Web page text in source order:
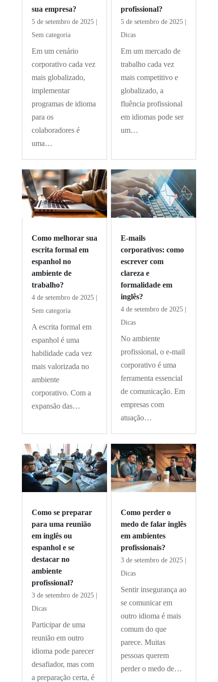
sua empresa?
5 de setembro de 2025|
Sem categoria
Em um cenário
corporativo cada vez
mais globalizado,
implementar
programas de idioma
para os
colaboradores é
uma…
profissional?
5 de setembro de 2025|
Dicas
Em um mercado de
trabalho cada vez
mais competitivo e
globalizado, a
fluência profissional
em idiomas pode ser
um…
Como melhorar sua
escrita formal em
espanhol no
ambiente de
trabalho?
4 de setembro de 2025|
Sem categoria
A escrita formal em
espanhol é uma
habilidade cada vez
mais valorizada no
ambiente
corporativo. Com a
expansão das…
E-mails
corporativos: como
escrever com
clareza e
formalidade em
inglês?
4 de setembro de 2025|
Dicas
No ambiente
profissional, o e-mail
corporativo é uma
ferramenta essencial
de comunicação. Em
empresas com
atuação…
Como se preparar
para uma reunião
em inglês ou
espanhol e se
destacar no
ambiente
profissional?
3 de setembro de 2025|
Dicas
Participar de uma
reunião em outro
idioma pode parecer
desafiador, mas com
a preparação certa, é
Como perder o
medo de falar inglês
em ambientes
profissionais?
3 de setembro de 2025|
Dicas
Sentir insegurança ao
se comunicar em
outro idioma é mais
comum do que
parece. Muitas
pessoas querem
perder o medo de…